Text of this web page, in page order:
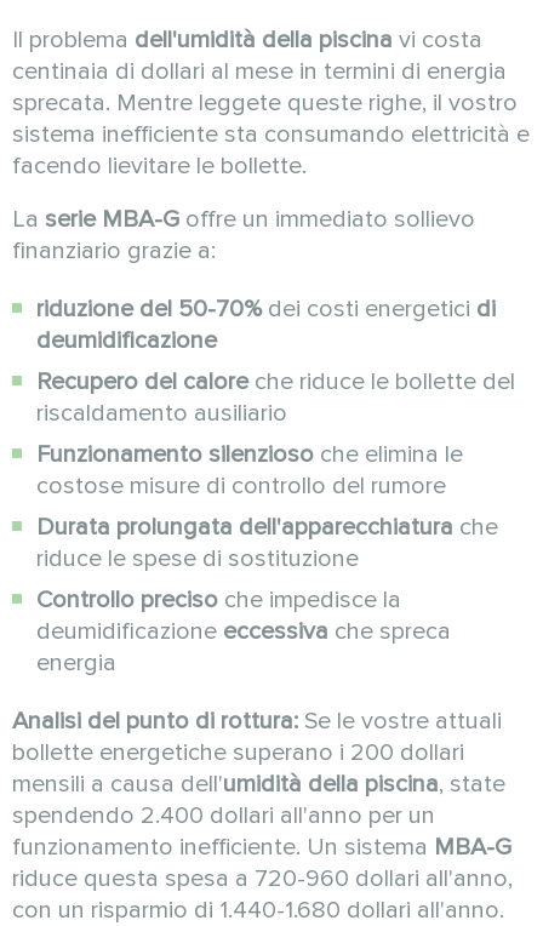
Il problema dell'umidità della piscina vi costa
centinaia di dollari al mese in termini di energia
sprecata. Mentre leggete queste righe, il vostro
sistema inefficiente sta consumando elettricità e
facendo lievitare le bollette.
La serie MBA-G offre un immediato sollievo
finanziario grazie a:
riduzione del 50-70%dei costi energetici di
deumidificazione
Recupero del caloreche riduce le bollette del
riscaldamento ausiliario
Funzionamento silenzioso che elimina le
costose misure di controllo del rumore
Durata prolungata dell'apparecchiatura che
riduce le spese di sostituzione
Controllo preciso che impedisce la
deumidificazione eccessiva che spreca
energia
Analisi del punto di rottura: Se le vostre attuali
bollette energetiche superano i 200 dollari
mensili a causa dell'umidità della piscina, state
spendendo 2.400 dollari all'anno per un
funzionamento inefficiente. Un sistema MBA-G
riduce questa spesa a 720-960 dollari all'anno,
con un risparmio di 1.440-1.680 dollari all'anno.